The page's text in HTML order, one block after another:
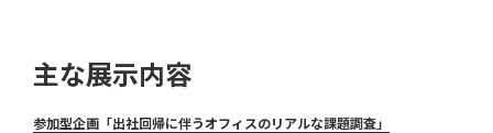
主な展示内容
参加型企画「出社回帰に伴うオフィスのリアルな課題調査」